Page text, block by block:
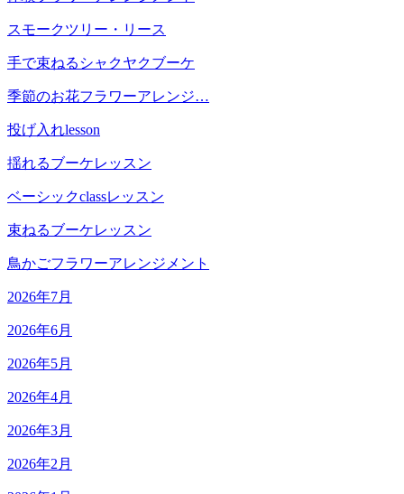
スモークツリー・リース
手で束ねるシャクヤクブーケ
季節のお花フラワーアレンジ…
投げ入れlesson
揺れるブーケレッスン
ベーシックclassレッスン
束ねるブーケレッスン
鳥かごフラワーアレンジメント
2026年7月
2026年6月
2026年5月
2026年4月
2026年3月
2026年2月